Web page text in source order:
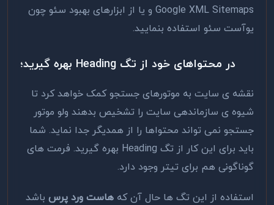
Google XML Sitemaps و یا از ابزارهای بهبود سئو چون
یوآست سئو استفاده بنمایید.
در محتواهای خود از تگ Heading بهره گیرید؛
نقشه ی سایت به موتورهای جستجو کمک خواهد کرد تا
شیوه ی سازماندهی سایت را تشخیص بدهند ولو موتور
جستجو نمی تواند محتواها را از همدیگر جدا نماید. شما
باید برای این کار از تگ Heading بهره گیرید. فرمت های
گوناگونی هم برای تیتر وجود دارد.
استفاده از این تگ ها حال آن که هاست ورد پرس باشد